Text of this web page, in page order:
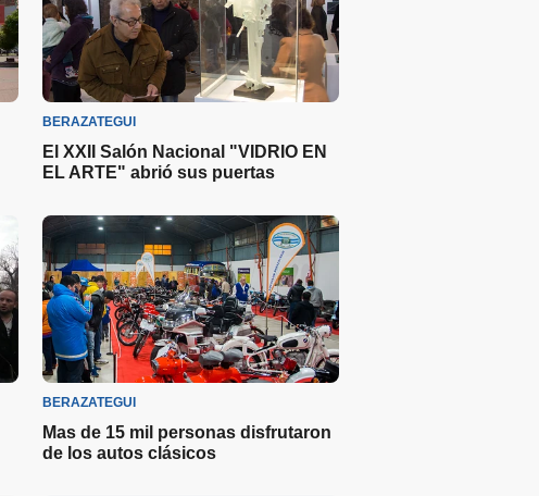
BERAZATEGUI
El XXII Salón Nacional "VIDRIO EN
EL ARTE" abrió sus puertas
BERAZATEGUI
Mas de 15 mil personas disfrutaron
de los autos clásicos